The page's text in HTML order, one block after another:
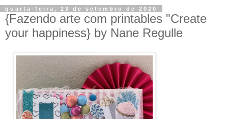
quarta-feira, 23 de setembro de 2020
{Fazendo arte com printables "Create
your happiness} by Nane Regulle